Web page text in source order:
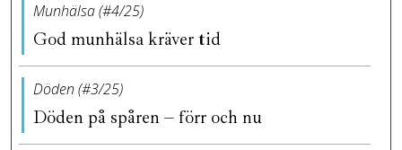
Munhälsa (#4/25)
God munhälsa kräver tid
Döden (#3/25)
Döden på spåren – förr och nu